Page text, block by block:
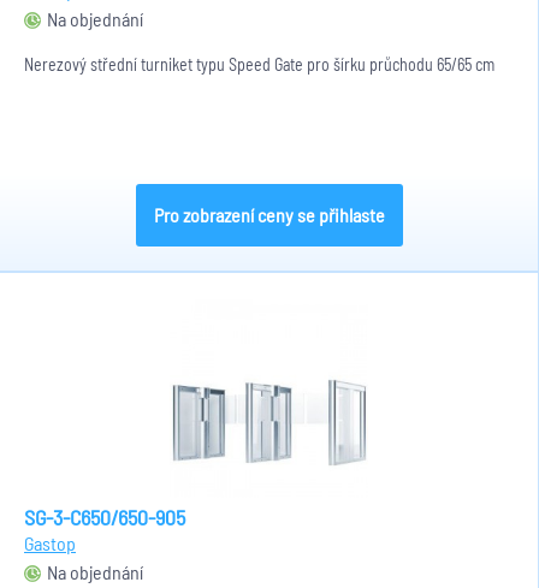
Na objednání
Nerezový střední turniket typu Speed Gate pro šírku průchodu 65/65 cm
Pro zobrazení ceny se přihlaste
SG-3-C650/650-905
Gastop
Na objednání